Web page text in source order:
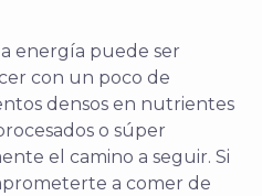
energía puede ser
con un poco de
densos en nutrientes
o súper
el camino a seguir. Si
a comer de